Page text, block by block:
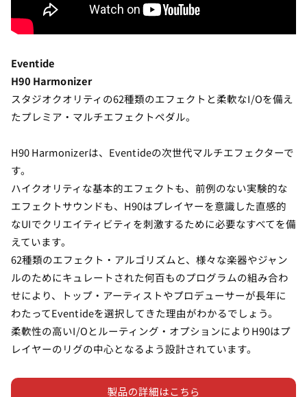
Eventide
H90 Harmonizer
スタジオクオリティの62種類のエフェクトと柔軟なI/Oを備え
たプレミア・マルチエフェクトペダル。
H90 Harmonizerは、Eventideの次世代マルチエフェクターで
す。
ハイクオリティな基本的エフェクトも、前例のない実験的な
エフェクトサウンドも、H90はプレイヤーを意識した直感的
なUIでクリエイティビティを刺激するために必要なすべてを備
えています。
62種類のエフェクト・アルゴリズムと、様々な楽器やジャン
ルのためにキュレートされた何百ものプログラムの組み合わ
せにより、トップ・アーティストやプロデューサーが長年に
わたってEventideを選択してきた理由がわかるでしょう。
柔軟性の高いI/Oとルーティング・オプションによりH90はプ
レイヤーのリグの中心となるよう設計されています。
製品の詳細はこちら